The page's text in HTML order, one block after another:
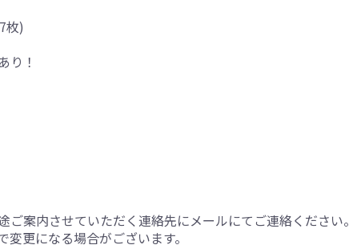
枚)
り！
案内させていただく連絡先にメールにてご連絡ください。
更になる場合がございます。